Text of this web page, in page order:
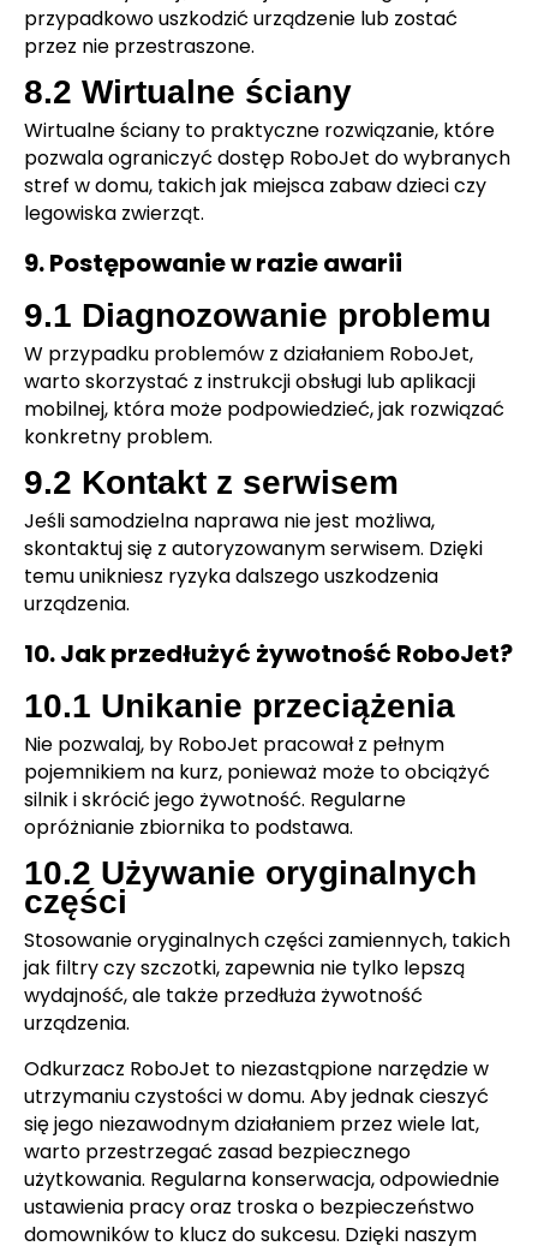
przypadkowo uszkodzić urządzenie lub zostać
przez nie przestraszone.
8.2 Wirtualne ściany
Wirtualne ściany to praktyczne rozwiązanie, które
pozwala ograniczyć dostęp RoboJet do wybranych
stref w domu, takich jak miejsca zabaw dzieci czy
legowiska zwierząt.
9. Postępowanie w razie awarii
9.1 Diagnozowanie problemu
W przypadku problemów z działaniem RoboJet,
warto skorzystać z instrukcji obsługi lub aplikacji
mobilnej, która może podpowiedzieć, jak rozwiązać
konkretny problem.
9.2 Kontakt z serwisem
Jeśli samodzielna naprawa nie jest możliwa,
skontaktuj się z autoryzowanym serwisem. Dzięki
temu unikniesz ryzyka dalszego uszkodzenia
urządzenia.
10. Jak przedłużyć żywotność RoboJet?
10.1 Unikanie przeciążenia
Nie pozwalaj, by RoboJet pracował z pełnym
pojemnikiem na kurz, ponieważ może to obciążyć
silnik i skrócić jego żywotność. Regularne
opróżnianie zbiornika to podstawa.
10.2 Używanie oryginalnych
części
Stosowanie oryginalnych części zamiennych, takich
jak filtry czy szczotki, zapewnia nie tylko lepszą
wydajność, ale także przedłuża żywotność
urządzenia.
Odkurzacz RoboJet to niezastąpione narzędzie w
utrzymaniu czystości w domu. Aby jednak cieszyć
się jego niezawodnym działaniem przez wiele lat,
warto przestrzegać zasad bezpiecznego
użytkowania. Regularna konserwacja, odpowiednie
ustawienia pracy oraz troska o bezpieczeństwo
domowników to klucz do sukcesu. Dzięki naszym